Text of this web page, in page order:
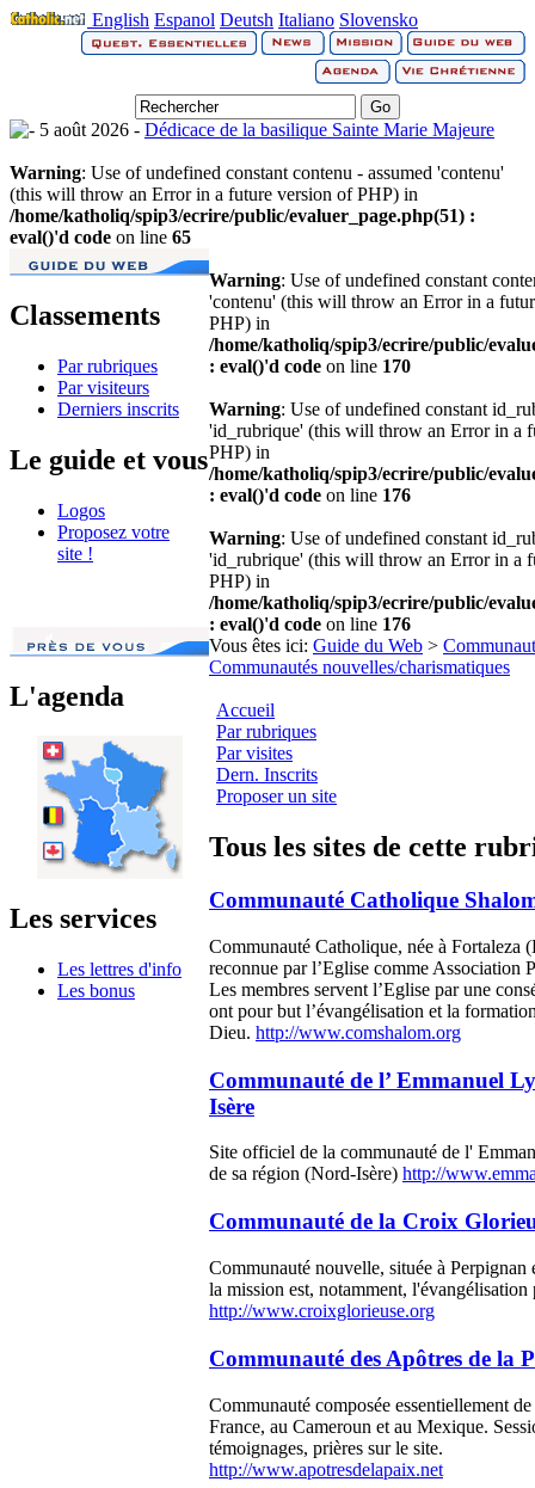
English Espanol Deutsh Italiano Slovensko
5 août 2026 - Dédicace de la basilique Sainte Marie Majeure
Warning: Use of undefined constant contenu - assumed 'contenu'
(this will throw an Error in a future version of PHP) in
/home/katholiq/spip3/ecrire/public/evaluer_page.php(51) :
eval()'d code on line 65
Classements
Par rubriques
Par visiteurs
Derniers inscrits
Le guide et vous
Logos
Proposez votre
site !
L'agenda
Les services
Les lettres d'info
Les bonus
Warning: Use of undefined constant
'contenu' (this will throw an Error in a
PHP) in
/home/katholiq/spip3/ecrire/public/
: eval()'d code on line 170
Warning: Use of undefined constant
'id_rubrique' (this will throw an Error in a
PHP) in
/home/katholiq/spip3/ecrire/public/
: eval()'d code on line 176
Warning: Use of undefined constant
'id_rubrique' (this will throw an Error in a
PHP) in
/home/katholiq/spip3/ecrire/public/
: eval()'d code on line 176
Vous êtes ici: Guide du Web >
Communautés nouvelles/charismatiques
Accueil
Par rubriques
Par visites
Dern. Inscrits
Proposer un site
Tous les sites de cette
Communauté Catholique
Communauté Catholique, née à Fortaleza
reconnue par l’Eglise comme Association
Les membres servent l’Eglise par une
ont pour but l’évangélisation et la
Dieu. http://www.comshalom.org
Communauté de l’ Emmanuel
Isère
Site officiel de la communauté de l'
de sa région (Nord-Isère) http://
Communauté de la Croix
Communauté nouvelle, située à Perpignan
la mission est, notamment, l'évangélisation
http://www.croixglorieuse.org
Communauté des Apôtres de la
Communauté composée essentiellement
France, au Cameroun et au Mexique.
témoignages, prières sur le site.
http://www.apotresdelapaix.net